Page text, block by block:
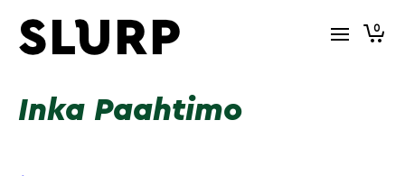
0
Inka Paahtimo